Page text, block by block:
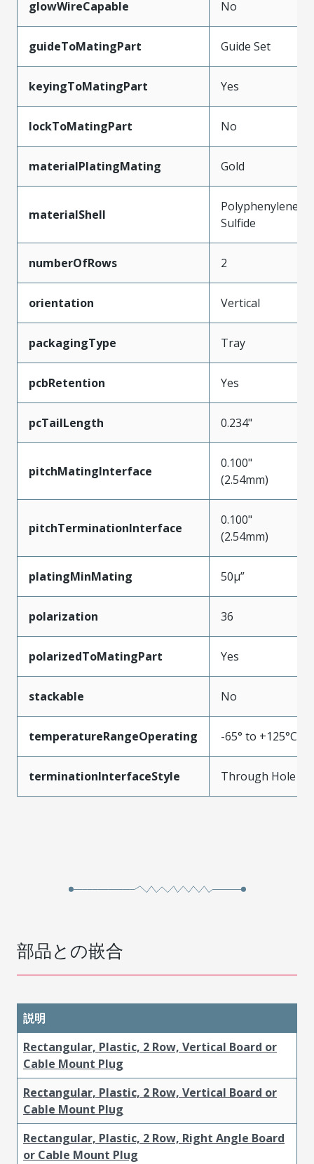
glowWireCapable No
guideToMatingPart Guide Set
keyingToMatingPart Yes
lockToMatingPart No
materialPlatingMating Gold
materialShell
Polyphenylene
Sulfide
numberOfRows 2
orientation Vertical
packagingType Tray
pcbRetention Yes
pcTailLength 0.234"
pitchMatingInterface
0.100"
(2.54mm)
pitchTerminationInterface
0.100"
(2.54mm)
platingMinMating 50µ”
polarization 36
polarizedToMatingPart Yes
stackable No
temperatureRangeOperating -65° to +125°C
terminationInterfaceStyle Through Hole
部品との嵌合
説明
Rectangular, Plastic, 2 Row, Vertical Board or
Cable Mount Plug
Rectangular, Plastic, 2 Row, Vertical Board or
Cable Mount Plug
Rectangular, Plastic, 2 Row, Right Angle Board
or Cable Mount Plug